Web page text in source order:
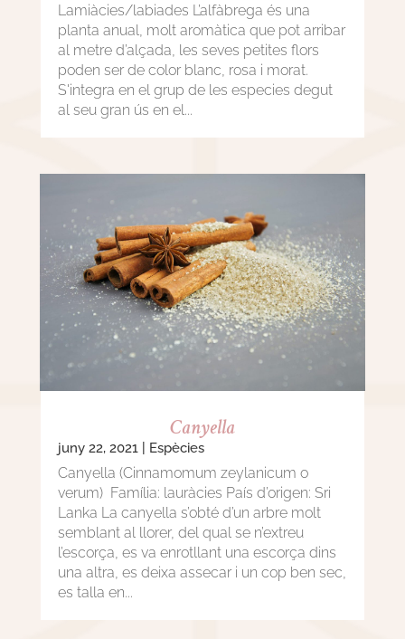
Lamiàcies/labiades L’alfàbrega és una
planta anual, molt aromàtica que pot arribar
al metre d’alçada, les seves petites flors
poden ser de color blanc, rosa i morat.
S'integra en el grup de les especies degut
al seu gran ús en el...
Canyella
juny 22, 2021| Espècies
Canyella (Cinnamomum zeylanicum o
verum) Família: lauràcies País d’origen: Sri
Lanka La canyella s’obté d’un arbre molt
semblant al llorer, del qual se n’extreu
l’escorça, es va enrotllant una escorça dins
una altra, es deixa assecar i un cop ben sec,
es talla en...